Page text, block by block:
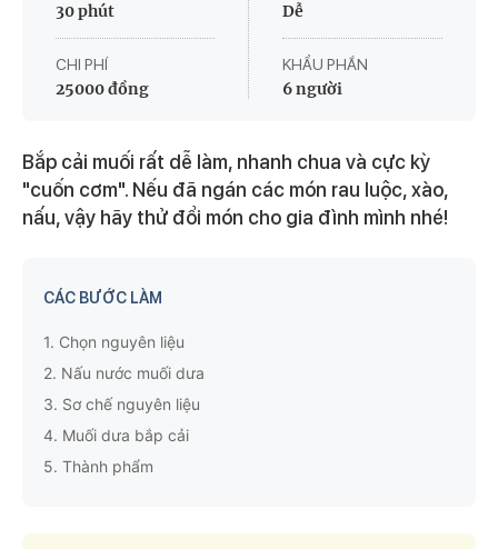
30 phút
CHI PHÍ
25000 đồng
Dễ
KHẨU PHẦN
6 người
Bắp cải muối rất dễ làm, nhanh chua và cực kỳ
"cuốn cơm". Nếu đã ngán các món rau luộc, xào,
nấu, vậy hãy thử đổi món cho gia đình mình nhé!
CÁC BƯỚC LÀM
1. Chọn nguyên liệu
2. Nấu nước muối dưa
3. Sơ chế nguyên liệu
4. Muối dưa bắp cải
5. Thành phẩm